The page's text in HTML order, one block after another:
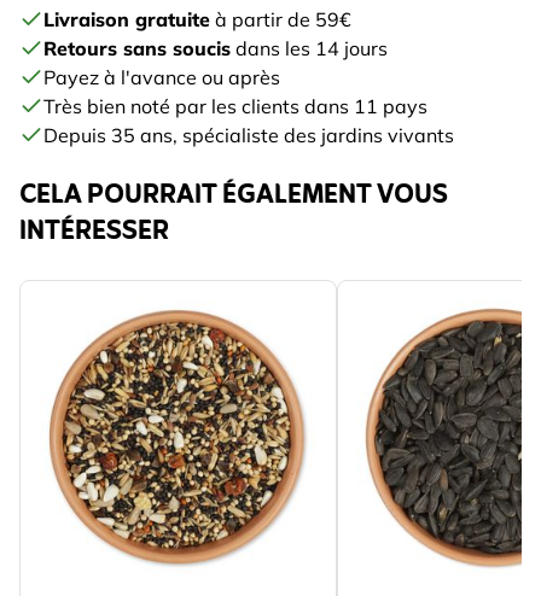
Livraison gratuite à partir de 59€
Retours sans soucis dans les 14 jours
Payez à l'avance ou après
Très bien noté par les clients dans 11 pays
Depuis 35 ans, spécialiste des jardins vivants
CELA POURRAIT ÉGALEMENT VOUS
INTÉRESSER